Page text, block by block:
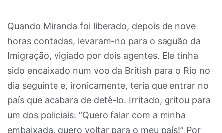
Quando Miranda foi liberado, depois de nove
horas contadas, levaram-no para o saguão da
Imigração, vigiado por dois agentes. Ele tinha
sido encaixado num voo da British para o Rio no
dia seguinte e, ironicamente, teria que entrar no
país que acabara de detê-lo. Irritado, gritou para
um dos policiais: “Quero falar com a minha
embaixada, quero voltar para o meu país!” Por